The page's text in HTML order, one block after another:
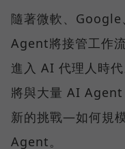
隨著微軟、Google
Agent將接管工作
進入 AI 代理人時
將與大量 AI Agent
新的挑戰—如何規
Agent。